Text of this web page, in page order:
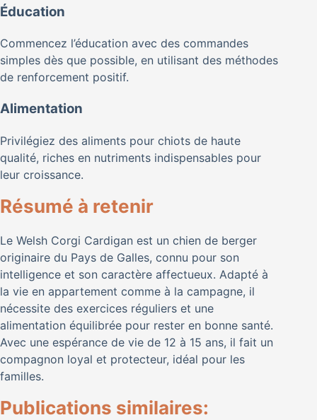
Éducation
Commencez l’éducation avec des commandes
simples dès que possible, en utilisant des méthodes
de renforcement positif.
Alimentation
Privilégiez des aliments pour chiots de haute
qualité, riches en nutriments indispensables pour
leur croissance.
Résumé à retenir
Le Welsh Corgi Cardigan est un chien de berger
originaire du Pays de Galles, connu pour son
intelligence et son caractère affectueux. Adapté à
la vie en appartement comme à la campagne, il
nécessite des exercices réguliers et une
alimentation équilibrée pour rester en bonne santé.
Avec une espérance de vie de 12 à 15 ans, il fait un
compagnon loyal et protecteur, idéal pour les
familles.
Publications similaires: